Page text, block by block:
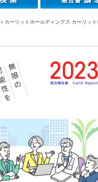
＞カーリットホールディングス カーリッ